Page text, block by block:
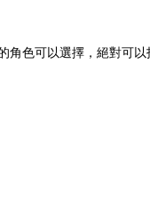
角色可以選擇，絕對可